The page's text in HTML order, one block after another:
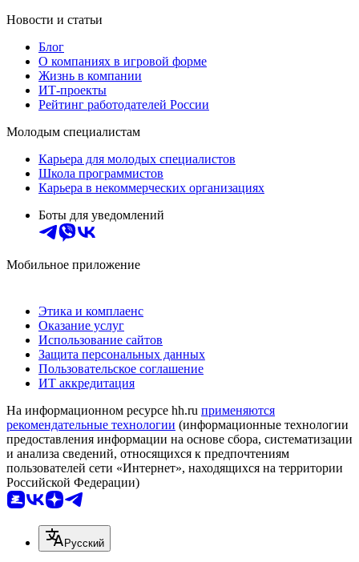
Новости и статьи
Блог
О компаниях в игровой форме
Жизнь в компании
ИТ-проекты
Рейтинг работодателей России
Молодым специалистам
Карьера для молодых специалистов
Школа программистов
Карьера в некоммерческих организациях
Боты для уведомлений
Мобильное приложение
Этика и комплаенс
Оказание услуг
Использование сайтов
Защита персональных данных
Пользовательское соглашение
ИТ аккредитация
На информационном ресурсе hh.ru применяются
рекомендательные технологии (информационные технологии
предоставления информации на основе сбора, систематизации
и анализа сведений, относящихся к предпочтениям
пользователей сети «Интернет», находящихся на территории
Российской Федерации)
Русский